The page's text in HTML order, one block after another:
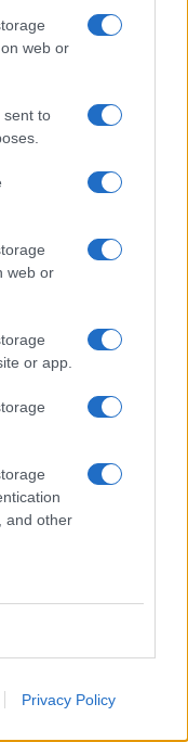
web or
sent to
web or
or app.
and other
Privacy Policy
alkalmas arra, hogy
nem csupán egy
sorozat
idei Teátrumon az
Egri Márta és
Özvegyek
az idei Teátrum
című
hogy a
döntöttek úgy, hogy
szabják.
a kaposvári
aRómeó és Júlia
hallgatóinak
a programok
(Hős Miklós,